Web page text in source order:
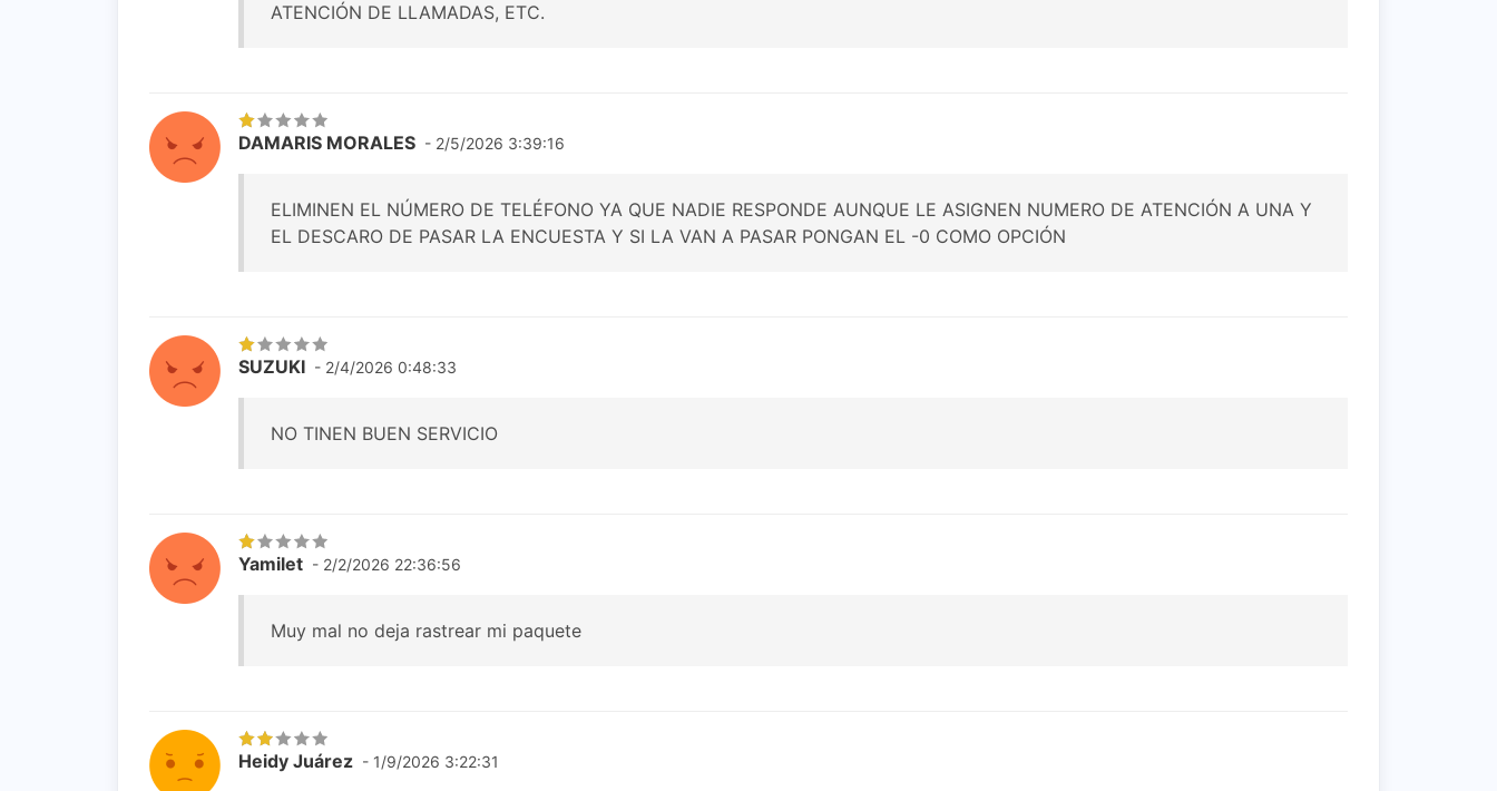
ATENCIÓN DE LLAMADAS, ETC.
DAMARIS MORALES - 2/5/2026 3:39:16
ELIMINEN EL NÚMERO DE TELÉFONO YA QUE NADIE RESPONDE AUNQUE LE ASIGNEN NUMERO DE ATENCIÓN A UNA Y
EL DESCARO DE PASAR LA ENCUESTA Y SI LA VAN A PASAR PONGAN EL -0 COMO OPCIÓN
SUZUKI - 2/4/2026 0:48:33
NO TINEN BUEN SERVICIO
Yamilet - 2/2/2026 22:36:56
Muy mal no deja rastrear mi paquete
Heidy Juárez - 1/9/2026 3:22:31